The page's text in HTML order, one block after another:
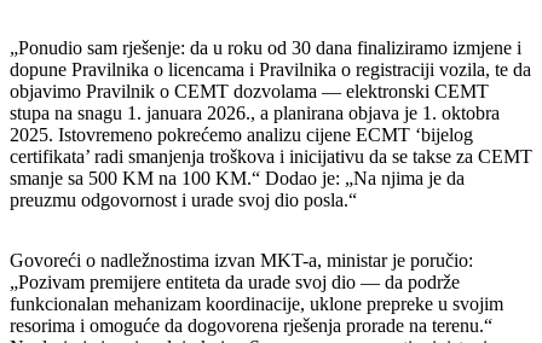
„Ponudio sam rješenje: da u roku od 30 dana finaliziramo izmjene i
dopune Pravilnika o licencama i Pravilnika o registraciji vozila, te da
objavimo Pravilnik o CEMT dozvolama — elektronski CEMT
stupa na snagu 1. januara 2026., a planirana objava je 1. oktobra
2025. Istovremeno pokrećemo analizu cijene ECMT ‘bijelog
certifikata’ radi smanjenja troškova i inicijativu da se takse za CEMT
smanje sa 500 KM na 100 KM.“ Dodao je: „Na njima je da
preuzmu odgovornost i urade svoj dio posla.“
Govoreći o nadležnostima izvan MKT-a, ministar je poručio:
„Pozivam premijere entiteta da urade svoj dio — da podrže
funkcionalan mehanizam koordinacije, uklone prepreke u svojim
resorima i omoguće da dogovorena rješenja prorade na terenu.“